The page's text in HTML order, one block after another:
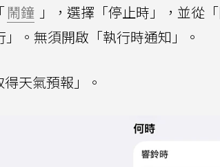
鬧鐘 」，選擇「停止時」，並從
」。無須開啟「執行時通知」。
天氣預報」。